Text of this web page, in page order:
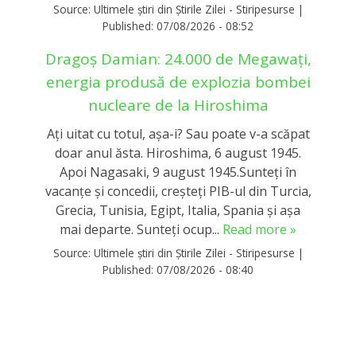
Source: Ultimele știri din Știrile Zilei - Stiripesurse |
Published: 07/08/2026 - 08:52
Dragoș Damian: 24.000 de Megawați,
energia produsă de explozia bombei
nucleare de la Hiroshima
Ați uitat cu totul, așa-i? Sau poate v-a scăpat
doar anul ăsta. Hiroshima, 6 august 1945.
Apoi Nagasaki, 9 august 1945.Sunteți în
vacanțe și concedii, creșteți PIB-ul din Turcia,
Grecia, Tunisia, Egipt, Italia, Spania și așa
mai departe. Sunteți ocup... Read more »
Source: Ultimele știri din Știrile Zilei - Stiripesurse |
Published: 07/08/2026 - 08:40